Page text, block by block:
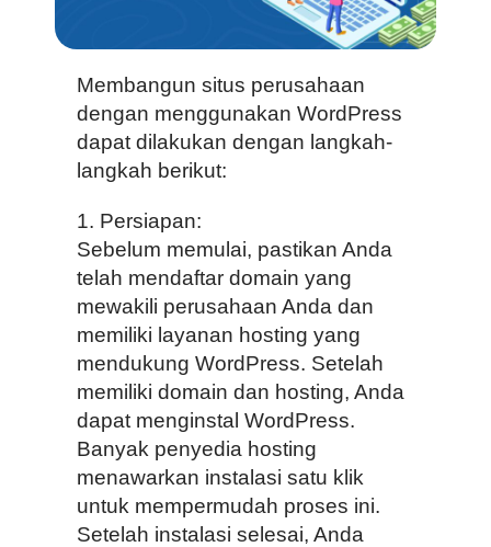
Membangun situs perusahaan
dengan menggunakan WordPress
dapat dilakukan dengan langkah-
langkah berikut:
1. Persiapan:
Sebelum memulai, pastikan Anda
telah mendaftar domain yang
mewakili perusahaan Anda dan
memiliki layanan hosting yang
mendukung WordPress. Setelah
memiliki domain dan hosting, Anda
dapat menginstal WordPress.
Banyak penyedia hosting
menawarkan instalasi satu klik
untuk mempermudah proses ini.
Setelah instalasi selesai, Anda